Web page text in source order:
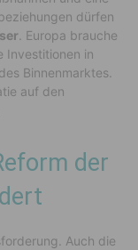
dürfen
. Europa brauche
Investitionen in
Binnenmarktes.
auf den
der
Auch die